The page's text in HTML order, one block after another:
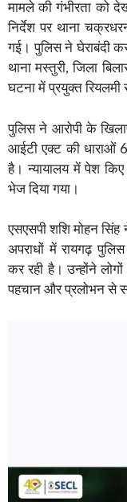
मामले की गंभीरता को
निर्देश पर थाना
गई। पुलिस ने घेराबंदी कर
थाना मस्तुरी, जिला
घटना में प्रयुक्त रियलमी
पुलिस ने आरोपी के
आईटी एक्ट की धाराओं
है। न्यायालय में पेश
भेज दिया गया।
एसएसपी शशि मोहन
अपराधों में रायगढ़
कर रही है। उन्होंने
पहचान और प्रलोभन से